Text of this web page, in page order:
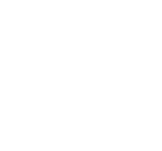
убийство